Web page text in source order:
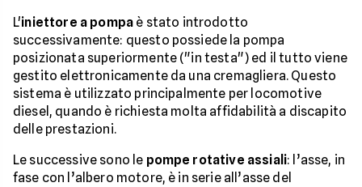
L'iniettore a pompa è stato introdotto
successivamente: questo possiede la pompa
posizionata superiormente ("in testa") ed il tutto viene
gestito elettronicamente da una cremagliera. Questo
sistema è utilizzato principalmente per locomotive
diesel, quando è richiesta molta affidabilità a discapito
delle prestazioni.
Le successive sono le pompe rotative assiali: l’asse, in
fase con l’albero motore, è in serie all’asse del